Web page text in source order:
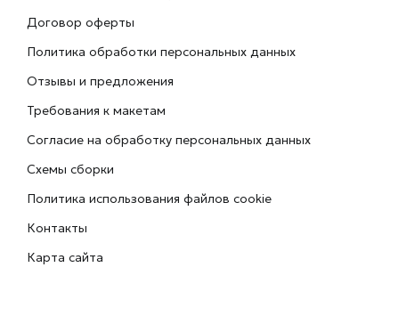
Договор оферты
Политика обработки персональных данных
Отзывы и предложения
Требования к макетам
Согласие на обработку персональных данных
Схемы сборки
Политика использования файлов cookie
Контакты
Карта сайта